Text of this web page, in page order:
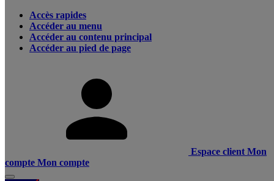
Accès rapides
Accéder au menu
Accéder au contenu principal
Accéder au pied de page
Espace client Mon
compte Mon compte